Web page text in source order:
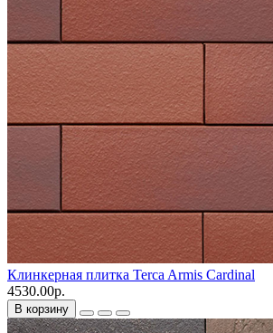
Клинкерная плитка Terca Armis Cardinal
4530.00р.
В корзину